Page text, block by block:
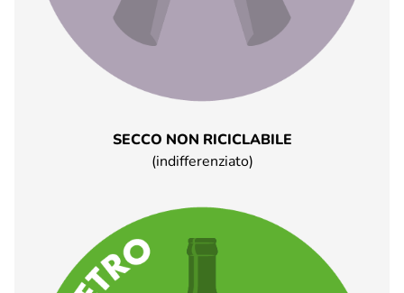
SECCO NON RICICLABILE
(indifferenziato)